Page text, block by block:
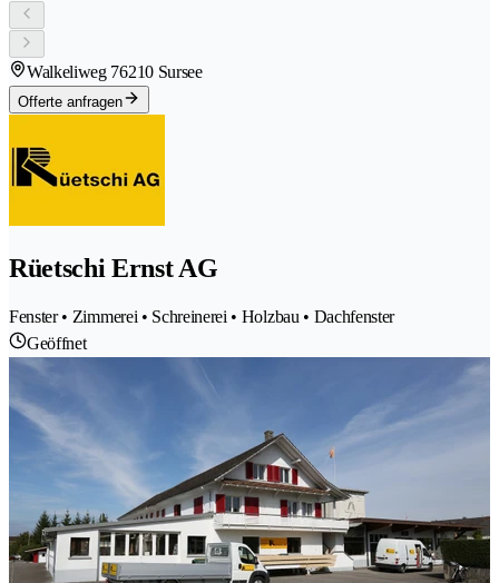
Walkeliweg 76210 Sursee
Offerte anfragen
Rüetschi Ernst AG
Fenster • Zimmerei • Schreinerei • Holzbau • Dachfenster
Geöffnet